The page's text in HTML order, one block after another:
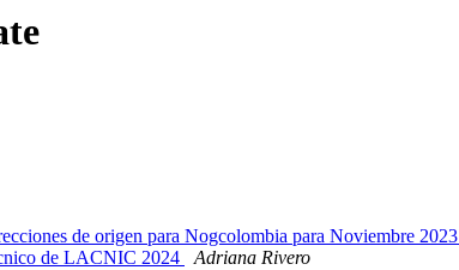
de origen para Nogcolombia para Noviembre 2023
de LACNIC 2024
Adriana Rivero